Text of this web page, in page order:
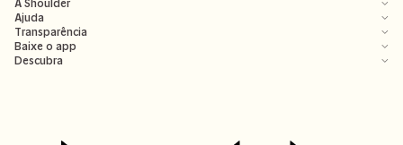
A Shoulder
Ajuda
Transparência
Baixe o app